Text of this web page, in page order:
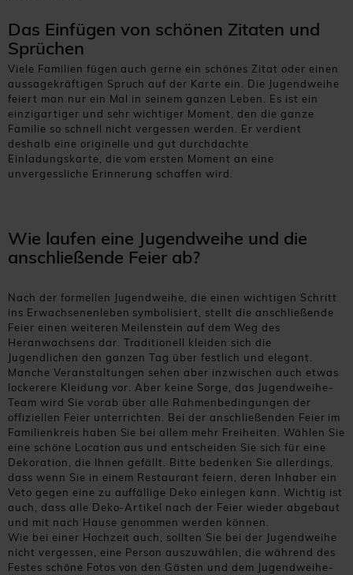
Das Einfügen von schönen Zitaten und
Sprüchen
Viele Familien fügen auch gerne ein schönes Zitat oder einen
aussagekräftigen Spruch auf der Karte ein. Die Jugendweihe
feiert man nur ein Mal in seinem ganzen Leben. Es ist ein
einzigartiger und sehr wichtiger Moment, den die ganze
Familie so schnell nicht vergessen werden. Er verdient
deshalb eine originelle und gut durchdachte
Einladungskarte, die vom ersten Moment an eine
unvergessliche Erinnerung schaffen wird.
Wie laufen eine Jugendweihe und die
anschließende Feier ab?
Nach der formellen Jugendweihe, die einen wichtigen Schritt
ins Erwachsenenleben symbolisiert, stellt die anschließende
Feier einen weiteren Meilenstein auf dem Weg des
Heranwachsens dar. Traditionell kleiden sich die
Jugendlichen den ganzen Tag über festlich und elegant.
Manche Veranstaltungen sehen aber inzwischen auch etwas
lockerere Kleidung vor. Aber keine Sorge, das Jugendweihe-
Team wird Sie vorab über alle Rahmenbedingungen der
offiziellen Feier unterrichten. Bei der anschließenden Feier im
Familienkreis haben Sie bei allem mehr Freiheiten. Wählen Sie
eine schöne Location aus und entscheiden Sie sich für eine
Dekoration, die Ihnen gefällt. Bitte bedenken Sie allerdings,
dass wenn Sie in einem Restaurant feiern, deren Inhaber ein
Veto gegen eine zu auffällige Deko einlegen kann. Wichtig ist
auch, dass alle Deko-Artikel nach der Feier wieder abgebaut
und mit nach Hause genommen werden können.
Wie bei einer Hochzeit auch, sollten Sie bei der Jugendweihe
nicht vergessen, eine Person auszuwählen, die während des
Festes schöne Fotos von den Gästen und dem Jugendweihe-